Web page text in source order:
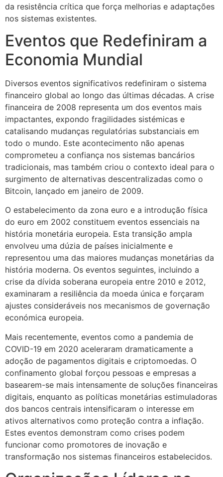
da resistência crítica que força melhorias e adaptações
nos sistemas existentes.
Eventos que Redefiniram a
Economia Mundial
Diversos eventos significativos redefiniram o sistema
financeiro global ao longo das últimas décadas. A crise
financeira de 2008 representa um dos eventos mais
impactantes, expondo fragilidades sistémicas e
catalisando mudanças regulatórias substanciais em
todo o mundo. Este acontecimento não apenas
comprometeu a confiança nos sistemas bancários
tradicionais, mas também criou o contexto ideal para o
surgimento de alternativas descentralizadas como o
Bitcoin, lançado em janeiro de 2009.
O estabelecimento da zona euro e a introdução física
do euro em 2002 constituem eventos essenciais na
história monetária europeia. Esta transição ampla
envolveu uma dúzia de países inicialmente e
representou uma das maiores mudanças monetárias da
história moderna. Os eventos seguintes, incluindo a
crise da dívida soberana europeia entre 2010 e 2012,
examinaram a resiliência da moeda única e forçaram
ajustes consideráveis nos mecanismos de governação
económica europeia.
Mais recentemente, eventos como a pandemia de
COVID-19 em 2020 aceleraram dramaticamente a
adoção de pagamentos digitais e criptomoedas. O
confinamento global forçou pessoas e empresas a
basearem-se mais intensamente de soluções financeiras
digitais, enquanto as políticas monetárias estimuladoras
dos bancos centrais intensificaram o interesse em
ativos alternativos como proteção contra a inflação.
Estes eventos demonstram como crises podem
funcionar como promotores de inovação e
transformação nos sistemas financeiros estabelecidos.